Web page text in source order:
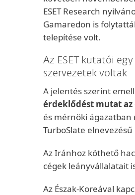
ESET Research
Gamaredon is
telepítése volt.
Az ESET kutatói
szervezetek voltak
A jelentés szerint
érdeklődést mutat
és mérnöki
TurboSlate
Az Iránhoz köthető
cégek leányvállalatait
Az Észak-Koreával